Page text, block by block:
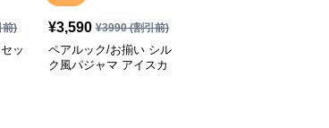
)
ッ
¥3,590 ¥3990(割引前)
ペアルック/お揃い シル
ク風パジャマ アイスカ